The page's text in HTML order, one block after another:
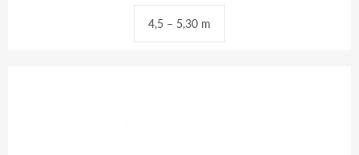
4,5 – 5,30 m